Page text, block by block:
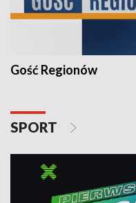
Gość Regionów
SPORT